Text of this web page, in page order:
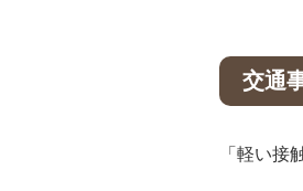
交通
「軽い接